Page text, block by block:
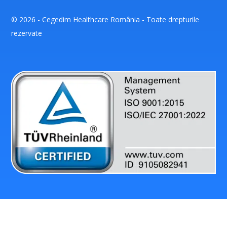
© 2026 - Cegedim Healthcare România - Toate drepturile
rezervate